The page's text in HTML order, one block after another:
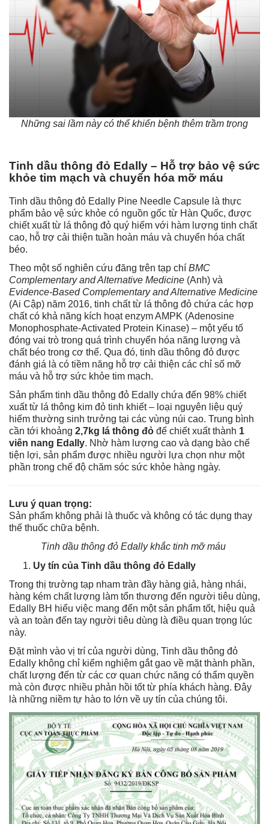
Những sai lầm này có thể khiến bệnh thêm trầm trọng
Tinh dầu thông đỏ Edally – Hỗ trợ bảo vệ sức
khỏe tim mạch và chuyển hóa mỡ máu
Tinh dầu thông đỏ Edally Pine Needle Capsule là thực
phẩm bảo vệ sức khỏe có nguồn gốc từ Hàn Quốc, được
chiết xuất từ lá thông đỏ quý hiếm với hàm lượng tinh chất
cao, hỗ trợ cải thiện tuần hoàn máu và chuyển hóa chất
béo.
Theo một số nghiên cứu đăng trên tạp chí BMC
Complementary and Alternative Medicine (Anh) và
Evidence-Based Complementary and Alternative Medicine
(Ai Cập) năm 2016, tinh chất từ lá thông đỏ chứa các hợp
chất có khả năng kích hoạt enzym AMPK (Adenosine
Monophosphate-Activated Protein Kinase) – một yếu tố
đóng vai trò trong quá trình chuyển hóa năng lượng và
chất béo trong cơ thể. Qua đó, tinh dầu thông đỏ được
đánh giá là có tiềm năng hỗ trợ cải thiện các chỉ số mỡ
máu và hỗ trợ sức khỏe tim mạch.
Sản phẩm tinh dầu thông đỏ Edally chứa đến 98% chiết
xuất từ lá thông kim đỏ tinh khiết – loại nguyên liệu quý
hiếm thường sinh trưởng tại các vùng núi cao. Trung bình
cần tới khoảng 2,7kg lá thông đỏ để chiết xuất thành 1
viên nang Edally. Nhờ hàm lượng cao và dạng bào chế
tiện lợi, sản phẩm được nhiều người lựa chọn như một
phần trong chế độ chăm sóc sức khỏe hàng ngày.
Lưu ý quan trọng:
Sản phẩm không phải là thuốc và không có tác dụng thay
thế thuốc chữa bệnh.
Tinh dầu thông đỏ Edally khắc tinh mỡ máu
Uy tín của Tinh dầu thông đỏ Edally
Trong thị trường tạp nham tràn đầy hàng giả, hàng nhái,
hàng kém chất lượng làm tổn thương đến người tiêu dùng,
Edally BH hiểu việc mang đến một sản phẩm tốt, hiệu quả
và an toàn đến tay người tiêu dùng là điều quan trọng lúc
này.
Đặt mình vào vị trí của người dùng, Tinh dầu thông đỏ
Edally không chỉ kiểm nghiệm gắt gao về mặt thành phần,
chất lượng đến từ các cơ quan chức năng có thẩm quyền
mà còn được nhiều phản hồi tốt từ phía khách hàng. Đây
là những niềm tự hào to lớn về uy tín của chúng tôi.